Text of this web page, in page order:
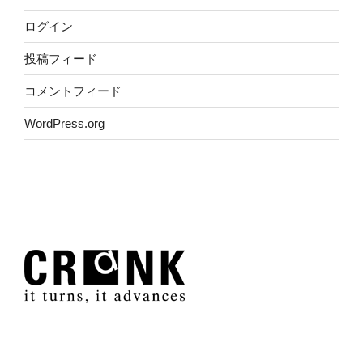
ログイン
投稿フィード
コメントフィード
WordPress.org